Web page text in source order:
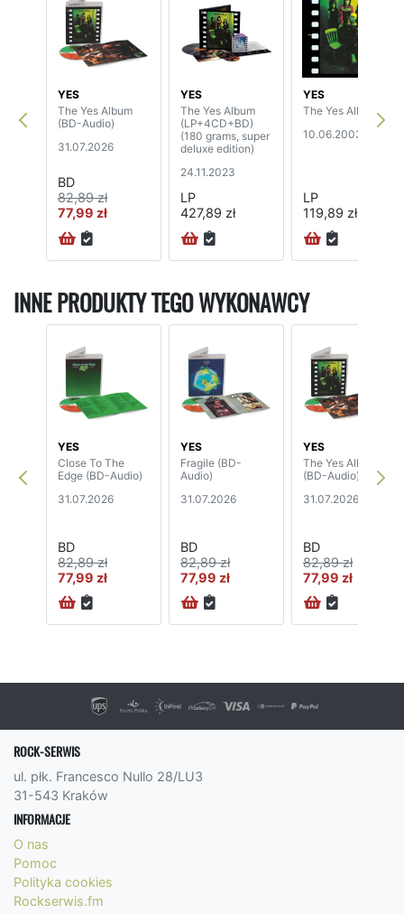
YES
The Yes Album
(BD-Audio)
31.07.2026
BD
82,89 zł
77,99 zł
YES
The Yes Album
(LP+4CD+BD)
(180 grams, super
deluxe edition)
24.11.2023
LP
427,89 zł
YES
The Yes Album
10.06.2003
LP
119,89 zł
INNE PRODUKTY TEGO WYKONAWCY
YES
Close To The
Edge (BD-Audio)
31.07.2026
BD
82,89 zł
77,99 zł
YES
Fragile (BD-
Audio)
31.07.2026
BD
82,89 zł
77,99 zł
YES
The Yes Album
(BD-Audio)
31.07.2026
BD
82,89 zł
77,99 zł
ROCK-SERWIS
ul. płk. Francesco Nullo 28/LU3
31-543 Kraków
INFORMACJE
O nas
Pomoc
Polityka cookies
Rockserwis.fm